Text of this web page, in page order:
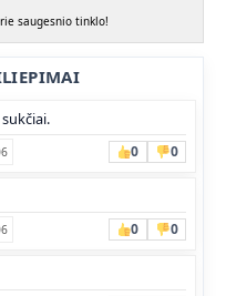
saugesnio tinklo!
0 0
0 0